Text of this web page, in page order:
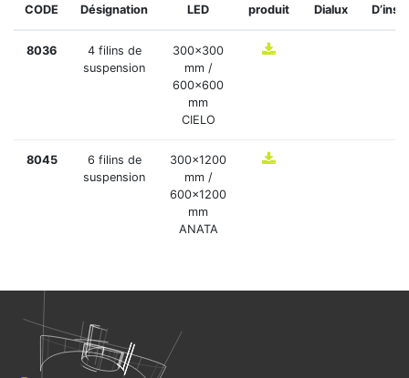
CODE Désignation
LED
produit
Dialux
8036
4 filins de
suspension
300x300
mm /
600x600
mm
CIELO
8045
6 filins de
suspension
300x1200
mm /
600x1200
mm
ANATA